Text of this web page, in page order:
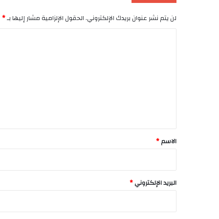
لن يتم نشر عنوان بريدك الإلكتروني.الحقول الإلزامية مشار إليها بـ*
*
الاسم*
البريد الإلكتروني*